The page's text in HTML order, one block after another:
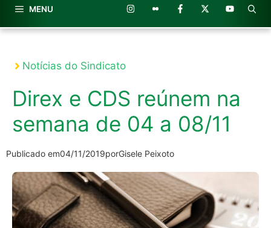
MENU
Notícias do Sindicato
Direx e CDS reúnem na
semana de 04 a 08/11
Publicado em04/11/2019porGisele Peixoto